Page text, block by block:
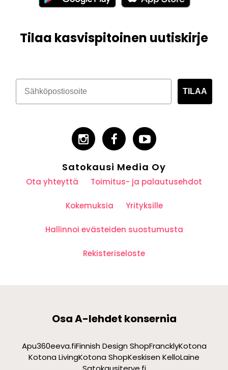
Tilaa kasvispitoinen uutiskirje
TILAA
Satokausi Media Oy
Ota yhteyttä Toimitus- ja palautusehdot
Kokemuksia Yrityksille
Hallinnoi evästeiden suostumusta
Rekisteriseloste
Osa A-lehdet konsernia
Apu360eeva.fiFinnish Design ShopFrancklyKotona
Kotona LivingKotona ShopKeskisen KelloLaine